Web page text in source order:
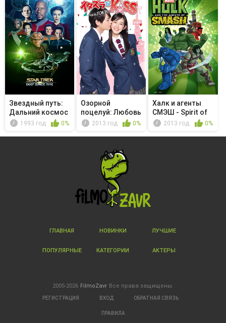
Звездный путь:
Дальний космос
9 - Пер...
1993 год 0%
Озорной
поцелуй: Любовь
в Токио - My ...
2013 год 0%
Халк и агенты
СМЭШ - Spirit of
Vengeance
2013 год 0%
ГЛАВНАЯ НОВИНКИ ЛУЧШИЕ
ПОПУЛЯРНЫЕ КАТЕГОРИИ АКТЕРЫ
2005-2026 FilmoZavr Все права защищены.
РЕГИСТРАЦИЯ ВХОД ОБРАТНАЯ СВЯЗЬ
ПРАВИЛА